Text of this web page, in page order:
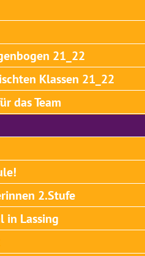
21_22
Klassen 21_22
das Team
2.Stufe
in Lassing